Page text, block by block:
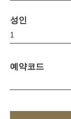
성인
예약코드